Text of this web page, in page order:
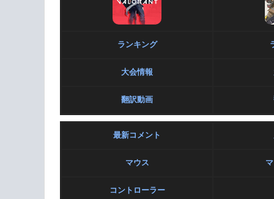
ランキング
大会情報
翻訳動画
最新コメント
マウス
コントローラー